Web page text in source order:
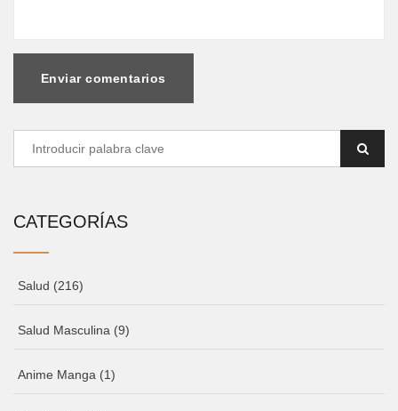
Enviar comentarios
CATEGORÍAS
Salud (216)
Salud Masculina (9)
Anime Manga (1)